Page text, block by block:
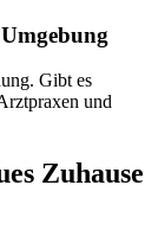
Gibt es
und
Zuhause